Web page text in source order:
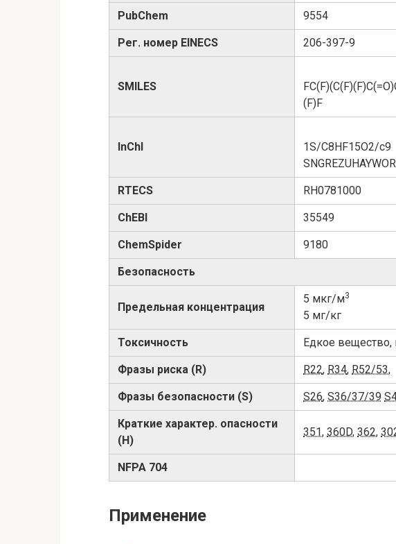
PubChem 9554
Рег. номер EINECS 206-397-9
SMILES
(F)F
InChI
1S/C8HF15O2/c9
RTECS RH0781000
ChEBI 35549
ChemSpider 9180
Безопасность
Предельная концентрация
5 мкг/м3
5 мг/кг
Токсичность Едкое вещество,
Фразы риска (R) R22, R34, R52/53,
Фразы безопасности (S) S26, S36/37/39
Краткие характер. опасности
(H)
351, 360D, 362,
NFPA 704
Применение